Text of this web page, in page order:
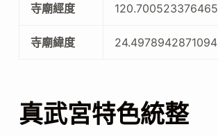
寺廟經度 120.700523376465
寺廟緯度 24.4978942871094
真武宮特色統整